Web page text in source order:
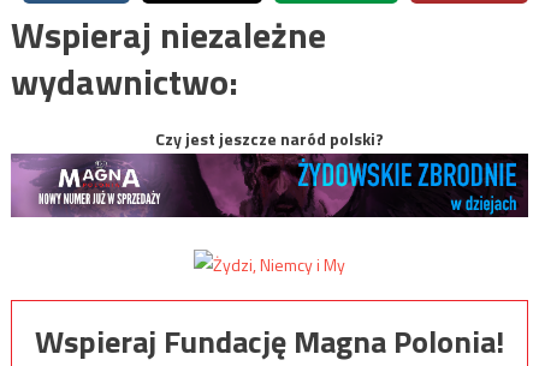
Wspieraj niezależne
wydawnictwo:
Czy jest jeszcze naród polski?
Wspieraj Fundację Magna Polonia!